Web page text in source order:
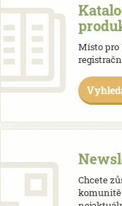
Místo pro
Chcete
komunitě